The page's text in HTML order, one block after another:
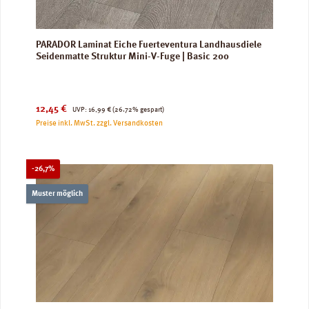
PARADOR Laminat Eiche Fuerteventura Landhausdiele
Seidenmatte Struktur Mini-V-Fuge | Basic 200
Verkaufspreis:
12,45 € UVP:
Regulärer Preis:
16,99 € (26.72% gespart)
Preise inkl. MwSt. zzgl. Versandkosten
-26,7%Rabatt
Muster möglich